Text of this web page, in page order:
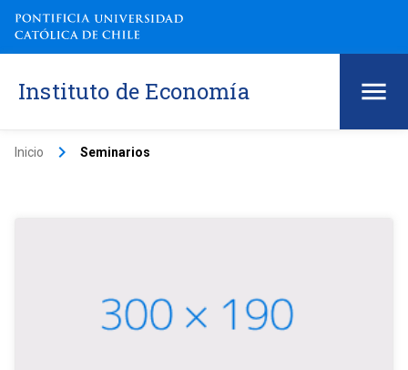
Instituto de Economía
Inicio keyboard_arrow_right Seminarios